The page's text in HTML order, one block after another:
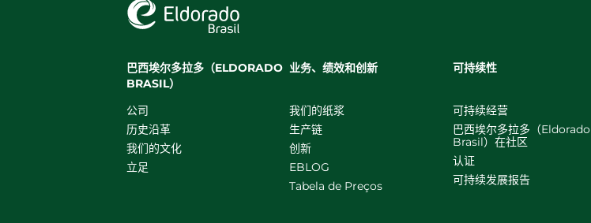
巴西埃尔多拉多（ELDORADO
BRASIL）
公司
历史沿革
我们的文化
立足
业务、绩效和创新
我们的纸浆
生产链
创新
EBLOG
Tabela de Preços
可持续性
可持续经营
巴西埃尔多拉多（Eldorado
Brasil）在社区
认证
可持续发展报告